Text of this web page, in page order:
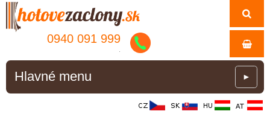
0940 091 999
Hlavné menu ►